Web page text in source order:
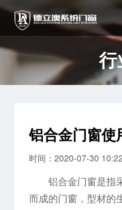
品牌中心
品牌介绍
企业文化
产品中心
窗系列
门系列
新闻中心
公司新闻
行业资讯
铝合金门窗使
时间：2020-07-30
铝合金门窗是指
而成的门窗，型材的